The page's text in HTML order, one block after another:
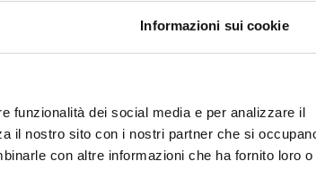
Informazioni sui cookie
funzionalità dei social media e per analizzare il
il nostro sito con i nostri partner che si
con altre informazioni che ha fornito loro o
25